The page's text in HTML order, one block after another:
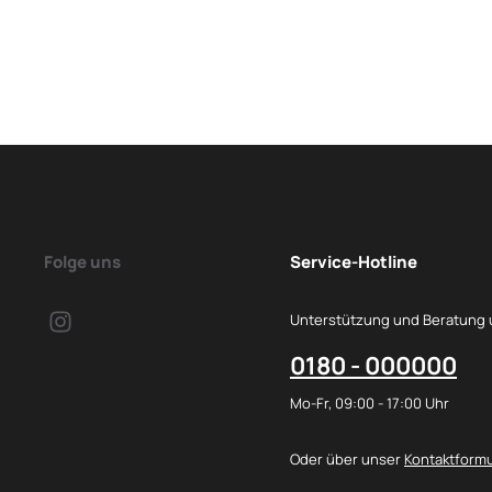
Folge uns Service-Hotline
Unterstützung und Beratung
0180 - 000000
Mo-Fr, 09:00 - 17:00 Uhr
Oder über unser